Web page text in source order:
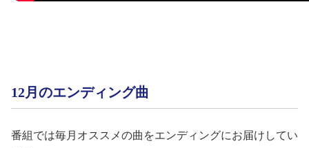
12月のエンディング曲
番組では毎月オススメの曲をエンディングにお届けしてい